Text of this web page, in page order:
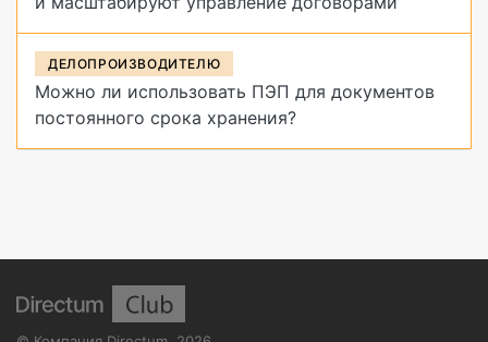
ДЕЛОПРОИЗВОДИТЕЛЮ
Можно ли использовать ПЭП для документов
постоянного срока хранения?